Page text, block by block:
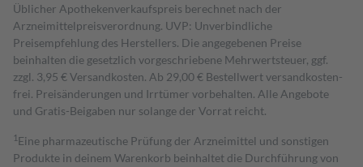
Üblicher Apothekenverkaufspreis berechnet nach der
Arzneimittelpreisverordnung. UVP: Unverbindliche
Preisempfehlung des Herstellers. Die angegebenen Preise
beinhalten die gesetzlich vorgeschriebene Mehrwertsteuer, ggf.
zzgl. 3,95 € Versandkosten. Ab 29,00 € Bestell­wert versand­kosten­
frei. Preisänderungen und Irrtümer vorbehalten. Alle Angebote
und Gratis-Beigaben nur solange der Vorrat reicht.
1 Eine pharmazeutische Prüfung der Arzneimittel und sonstigen
Produkte in deinem Warenkorb beinhaltet die Durchführung von